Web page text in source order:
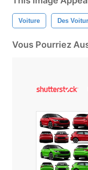
Voiture Des
Vous Pourriez